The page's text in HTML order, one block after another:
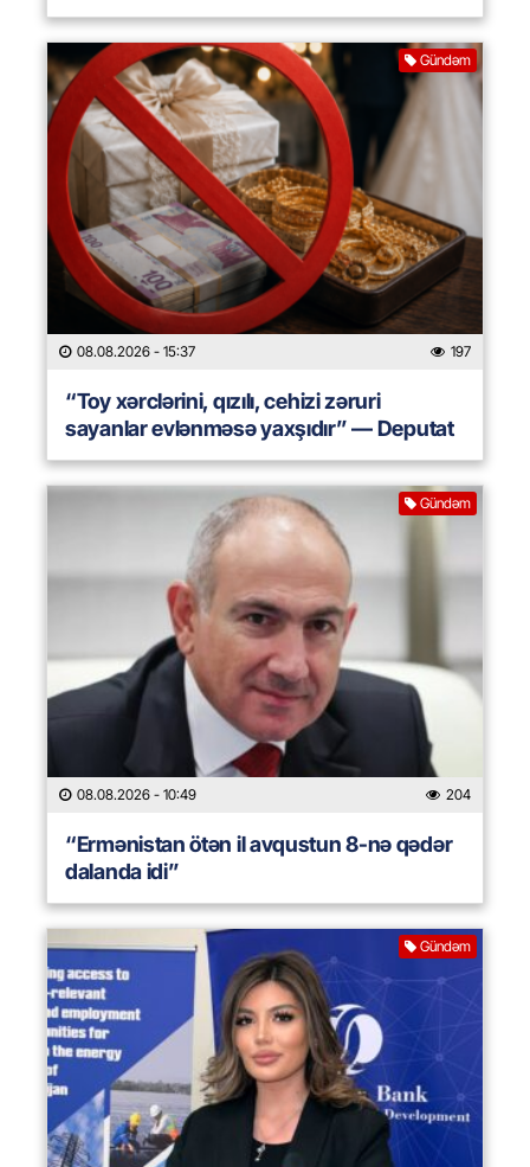
Gündəm
08.08.2026 - 15:37 197
“Toy xərclərini, qızılı, cehizi zəruri
sayanlar evlənməsə yaxşıdır” — Deputat
Gündəm
08.08.2026 - 10:49 204
“Ermənistan ötən il avqustun 8-nə qədər
dalanda idi”
Gündəm